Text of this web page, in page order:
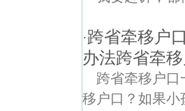
·跨省牵移户
办法跨省牵
跨省牵移户
移户口？如果小